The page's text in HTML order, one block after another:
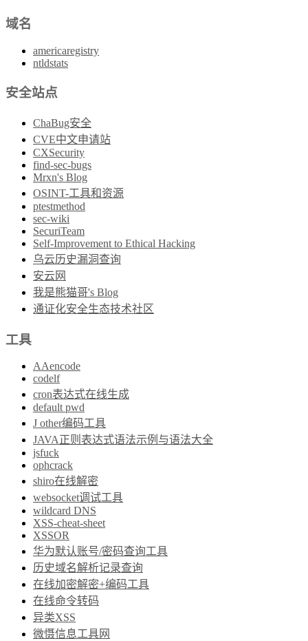
域名
americaregistry
ntldstats
安全站点
ChaBug安全
CVE中文申请站
CXSecurity
find-sec-bugs
Mrxn's Blog
OSINT-工具和资源
ptestmethod
sec-wiki
SecuriTeam
Self-Improvement to Ethical Hacking
乌云历史漏洞查询
安云网
我是熊猫哥's Blog
通证化安全生态技术社区
工具
AAencode
codelf
cron表达式在线生成
default pwd
J other编码工具
JAVA正则表达式语法示例与语法大全
jsfuck
ophcrack
shiro在线解密
websocket调试工具
wildcard DNS
XSS-cheat-sheet
XSSOR
华为默认账号/密码查询工具
历史域名解析记录查询
在线加密解密+编码工具
在线命令转码
异类XSS
微慑信息工具网